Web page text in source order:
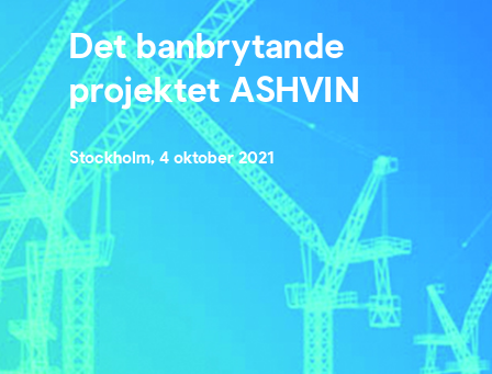
Det banbrytande
projektet ASHVIN
Stockholm, 4 oktober 2021